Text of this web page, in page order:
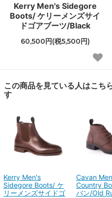
Kerry Men's Sidegore
Boots/ ケリーメンズサイ
ドゴアブーツ/Black
60,500円(税5,500円)
この商品を見ている人はこち
す
Kerry Men's
Sidegore Boots/ ケ
リーメンズサイドゴ
Cavan
Country
バン/Old